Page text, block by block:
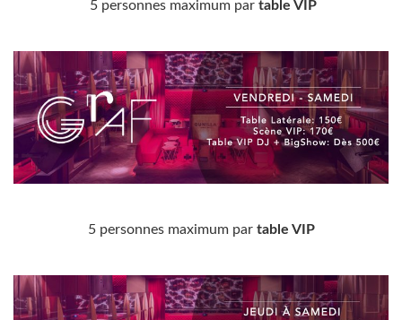
5 personnes maximum par table VIP
5 personnes maximum par table VIP